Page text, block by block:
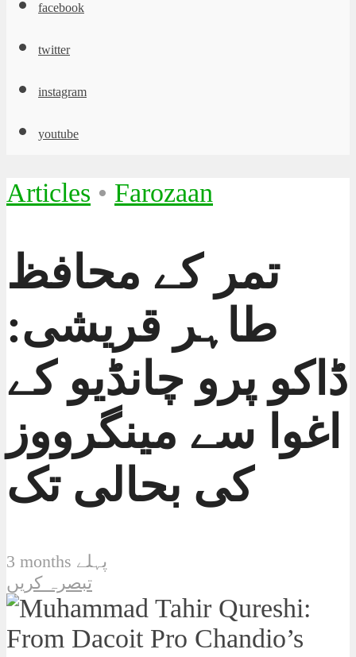
facebook
twitter
instagram
youtube
Articles • Farozaan
تمر کے محافظ
طاہر قریشی:
ڈاکو پرو چانڈیو کے
اغوا سے مینگرووز
کی بحالی تک
3 months پہلے
تبصرہ کریں